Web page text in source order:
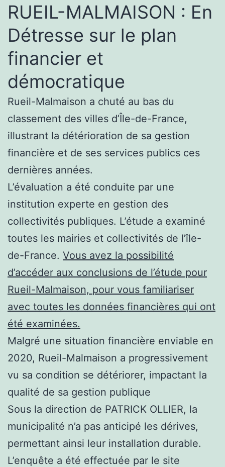
RUEIL-MALMAISON : En
Détresse sur le plan
financier et
démocratique
Rueil-Malmaison a chuté au bas du
classement des villes d’Île-de-France,
illustrant la détérioration de sa gestion
financière et de ses services publics ces
dernières années.
L’évaluation a été conduite par une
institution experte en gestion des
collectivités publiques. L’étude a examiné
toutes les mairies et collectivités de l’île-
de-France. Vous avez la possibilité
d’accéder aux conclusions de l’étude pour
Rueil-Malmaison, pour vous familiariser
avec toutes les données financières qui ont
été examinées.
Malgré une situation financière enviable en
2020, Rueil-Malmaison a progressivement
vu sa condition se détériorer, impactant la
qualité de sa gestion publique
Sous la direction de PATRICK OLLIER, la
municipalité n’a pas anticipé les dérives,
permettant ainsi leur installation durable.
L’enquête a été effectuée par le site